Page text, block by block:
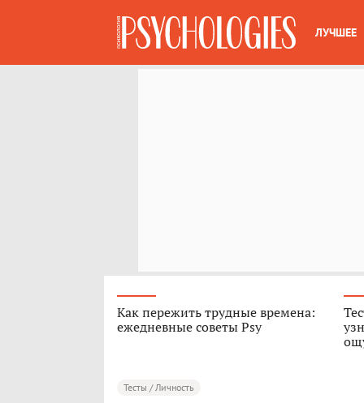
ЛУЧШЕЕ
Как пережить трудные времена:
ежедневные советы Psy
Тесты / Личность